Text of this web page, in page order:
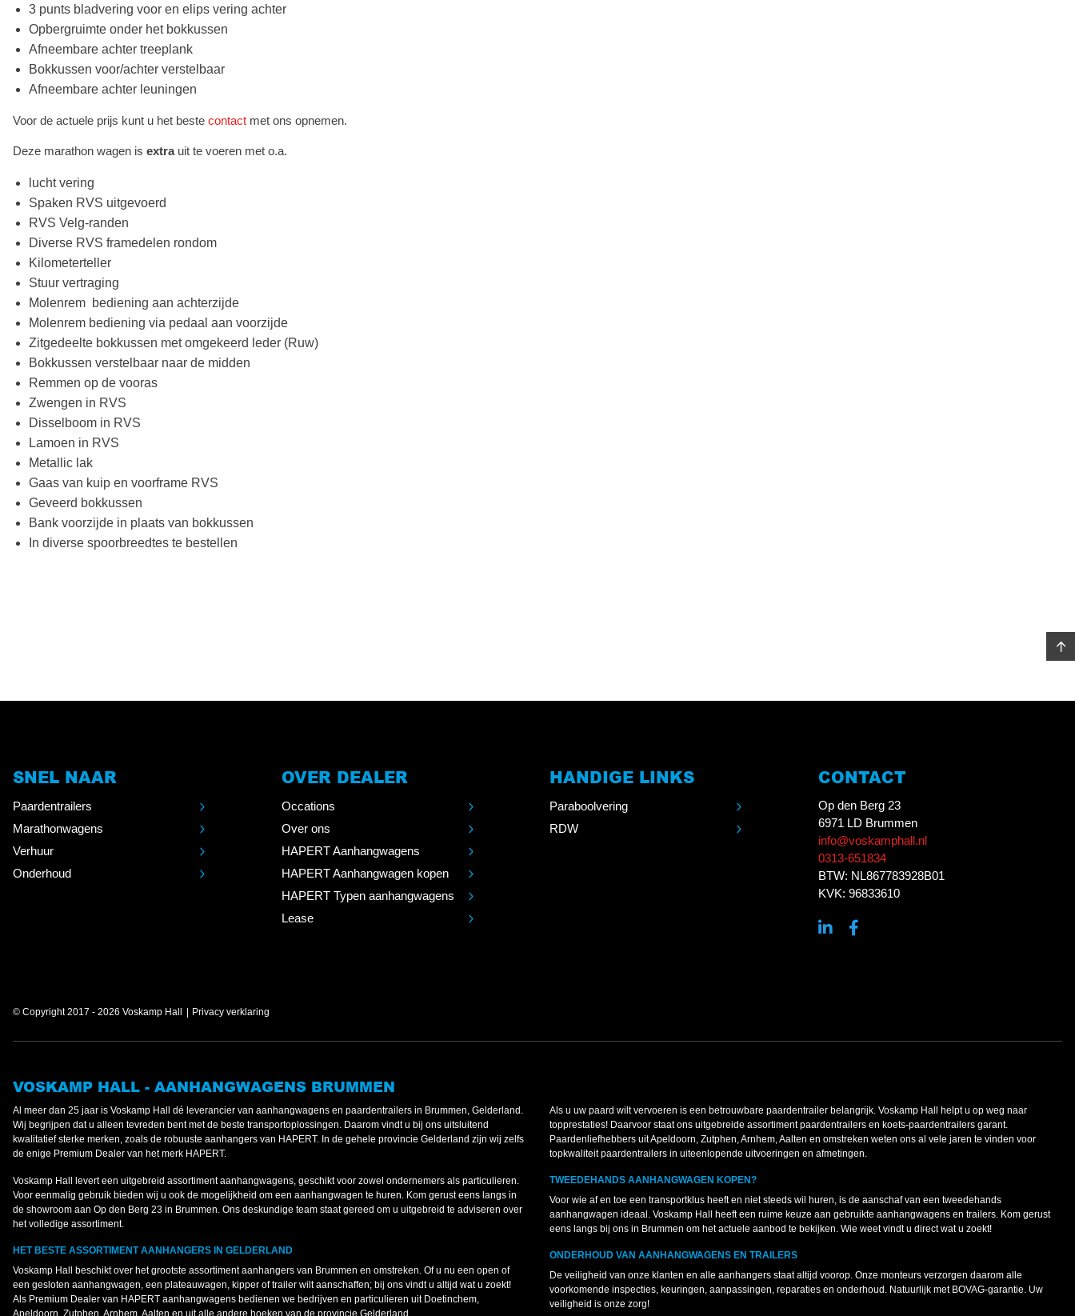
3 punts bladvering voor en elips vering achter
Opbergruimte onder het bokkussen
Afneembare achter treeplank
Bokkussen voor/achter verstelbaar
Afneembare achter leuningen
Voor de actuele prijs kunt u het beste contact met ons opnemen.
Deze marathon wagen is extrauit te voeren met o.a.
lucht vering
Spaken RVS uitgevoerd
RVS Velg-randen
Diverse RVS framedelen rondom
Kilometerteller
Stuur vertraging
Molenrem bediening aan achterzijde
Molenrem bediening via pedaal aan voorzijde
Zitgedeelte bokkussen met omgekeerd leder (Ruw)
Bokkussen verstelbaar naar de midden
Remmen op de vooras
Zwengen in RVS
Disselboom in RVS
Lamoen in RVS
Metallic lak
Gaas van kuip en voorframe RVS
Geveerd bokkussen
Bank voorzijde in plaats van bokkussen
In diverse spoorbreedtes te bestellen
SNEL NAAR
Paardentrailers
Marathonwagens
Verhuur
Onderhoud
OVER DEALER
Occations
Over ons
HAPERT Aanhangwagens
HAPERT Aanhangwagen kopen
HAPERT Typen aanhangwagens
Lease
HANDIGE LINKS
Paraboolvering
RDW
CONTACT
Op den Berg 23
6971 LD Brummen
info@voskamphall.nl
0313-651834
BTW: NL867783928B01
KVK: 96833610
© Copyright 2017 - 2026 Voskamp Hall Privacy verklaring
VOSKAMP HALL - AANHANGWAGENS BRUMMEN
Al meer dan 25 jaar is Voskamp Hall dé leverancier van aanhangwagens en paardentrailers in Brummen, Gelderland.
Wij begrijpen dat u alleen tevreden bent met de beste transportoplossingen. Daarom vindt u bij ons uitsluitend
kwalitatief sterke merken, zoals de robuuste aanhangers van HAPERT. In de gehele provincie Gelderland zijn wij zelfs
de enige Premium Dealer van het merk HAPERT.
Voskamp Hall levert een uitgebreid assortiment aanhangwagens, geschikt voor zowel ondernemers als particulieren.
Voor eenmalig gebruik bieden wij u ook de mogelijkheid om een aanhangwagen te huren. Kom gerust eens langs in
de showroom aan Op den Berg 23 in Brummen. Ons deskundige team staat gereed om u uitgebreid te adviseren over
het volledige assortiment.
HET BESTE ASSORTIMENT AANHANGERS IN GELDERLAND
Voskamp Hall beschikt over het grootste assortiment aanhangers van Brummen en omstreken. Of u nu een open of
een gesloten aanhangwagen, een plateauwagen, kipper of trailer wilt aanschaffen; bij ons vindt u altijd wat u zoekt!
Als Premium Dealer van HAPERT aanhangwagens bedienen we bedrijven en particulieren uit Doetinchem,
Apeldoorn, Zutphen, Arnhem, Aalten en uit alle andere hoeken van de provincie Gelderland.
Als u uw paard wilt vervoeren is een betrouwbare paardentrailer belangrijk. Voskamp Hall helpt u op weg naar
topprestaties! Daarvoor staat ons uitgebreide assortiment paardentrailers en koets-paardentrailers garant.
Paardenliefhebbers uit Apeldoorn, Zutphen, Arnhem, Aalten en omstreken weten ons al vele jaren te vinden voor
topkwaliteit paardentrailers in uiteenlopende uitvoeringen en afmetingen.
TWEEDEHANDS AANHANGWAGEN KOPEN?
Voor wie af en toe een transportklus heeft en niet steeds wil huren, is de aanschaf van een tweedehands
aanhangwagen ideaal. Voskamp Hall heeft een ruime keuze aan gebruikte aanhangwagens en trailers. Kom gerust
eens langs bij ons in Brummen om het actuele aanbod te bekijken. Wie weet vindt u direct wat u zoekt!
ONDERHOUD VAN AANHANGWAGENS EN TRAILERS
De veiligheid van onze klanten en alle aanhangers staat altijd voorop. Onze monteurs verzorgen daarom alle
voorkomende inspecties, keuringen, aanpassingen, reparaties en onderhoud. Natuurlijk met BOVAG-garantie. Uw
veiligheid is onze zorg!